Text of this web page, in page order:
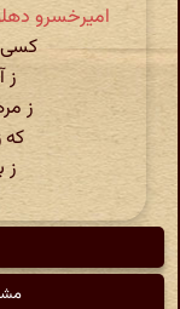
امیرخسرو
کسی
ز
ز
که
ز